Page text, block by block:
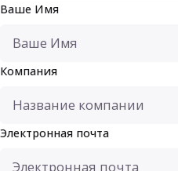
Ваше Имя
Компания
Электронная почта